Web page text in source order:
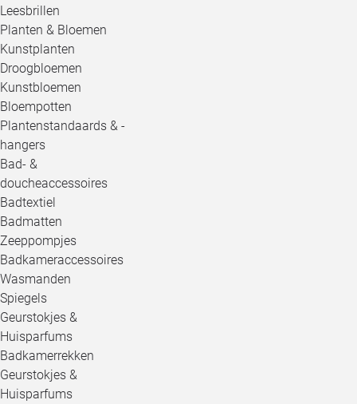
Leesbrillen
Planten & Bloemen
Kunstplanten
Droogbloemen
Kunstbloemen
Bloempotten
Plantenstandaards & -
hangers
Bad- &
doucheaccessoires
Badtextiel
Badmatten
Zeeppompjes
Badkameraccessoires
Wasmanden
Spiegels
Geurstokjes &
Huisparfums
Badkamerrekken
Geurstokjes &
Huisparfums